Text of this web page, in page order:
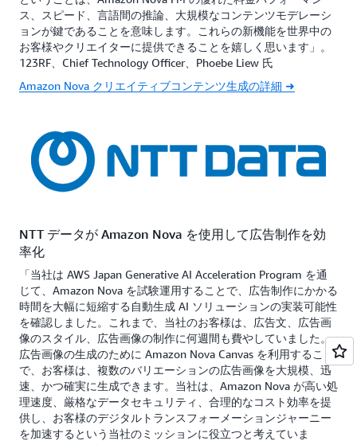
ス、スピード、言語間の推論、大規模なコンテンツモデレーシ
ョンが鍵であることを意味します。これらの新機能を世界中の
お客様やクリエイターに提供できることを嬉しく思います」。
123RF、Chief Technology Officer、Phoebe Liew 氏
Amazon Nova クリエイティブコンテンツ生成の詳細 ➜
NTT データが Amazon Nova を使用して広告制作を効
率化
「当社は AWS Japan Generative AI Acceleration Program を通
じて、Amazon Nova を試験運用することで、広告制作にかかる
時間を大幅に短縮する自動生成 AI ソリューションの実装可能性
を確認しました。これまで、当社のお客様は、広告文、広告画
像のスタイル、広告画像の制作に何週間も費やしていました。
広告画像の生成のために Amazon Nova Canvas を利用すること
で、お客様は、複数のバリエーションの広告画像を大規模、迅
速、かつ確実に生成できます。当社は、Amazon Nova が高い処
理速度、厳格なデータセキュリティ、合理的なコスト効率を提
供し、お客様のデジタルトランスフォーメーションジャーニー
を加速するという当社のミッションに役立つと考えていま